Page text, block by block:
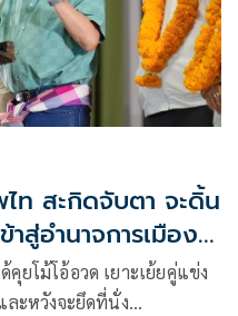
สะกิดจับตา จะดิ้น
สู่อำนาจการเมือง
ยโม้โอ้อวด เยาะเย้ยคู่แข่ง
ละหวังจะยึดที่นั่ง